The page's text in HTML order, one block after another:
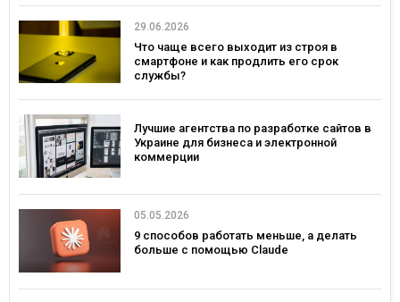
29.06.2026
Что чаще всего выходит из строя в
смартфоне и как продлить его срок
службы?
Лучшие агентства по разработке сайтов в
Украине для бизнеса и электронной
коммерции
05.05.2026
9 способов работать меньше, а делать
больше с помощью Claude